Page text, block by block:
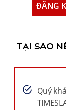
ĐĂNG
TẠI SAO
Quý